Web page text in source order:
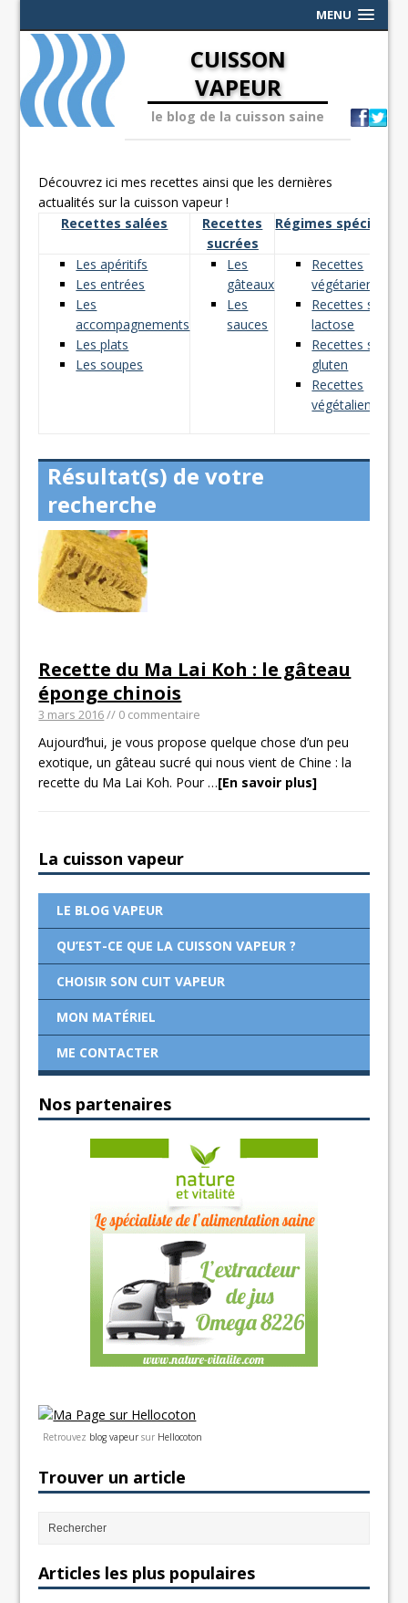
MENU
CUISSON
VAPEUR
le blog de la cuisson saine
Découvrez ici mes recettes ainsi que les dernières
actualités sur la cuisson vapeur !
Recettes salées
Recettes
sucrées
Régimes spéciaux
Les apéritifs
Les entrées
Les
accompagnements
Les plats
Les soupes
Les
gâteaux
Les
sauces
Recettes
végétariennes
Recettes sans
lactose
Recettes sans
gluten
Recettes
végétaliennes
Résultat(s) de votre
recherche
Recette du Ma Lai Koh : le gâteau
éponge chinois
3 mars 2016// 0 commentaire
Aujourd’hui, je vous propose quelque chose d’un peu
exotique, un gâteau sucré qui nous vient de Chine : la
recette du Ma Lai Koh. Pour…[En savoir plus]
La cuisson vapeur
LE BLOG VAPEUR
QU’EST-CE QUE LA CUISSON VAPEUR ?
CHOISIR SON CUIT VAPEUR
MON MATÉRIEL
ME CONTACTER
Nos partenaires
Retrouvez blog vapeur sur Hellocoton
Trouver un article
Articles les plus populaires